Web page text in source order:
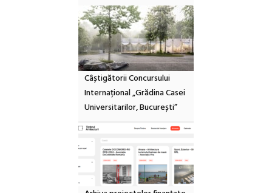
Câștigătorii Concursului
Internațional „Grădina Casei
Universitarilor, București”